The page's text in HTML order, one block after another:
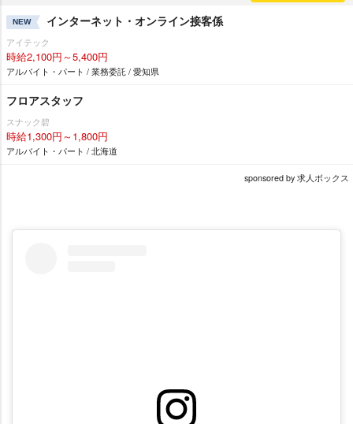
NEW インターネット・オンライン接客係
アイテック
時給2,100円～5,400円
アルバイト・パート / 業務委託 / 愛知県
フロアスタッフ
スナック碧
時給1,300円～1,800円
アルバイト・パート / 北海道
sponsored by 求人ボックス